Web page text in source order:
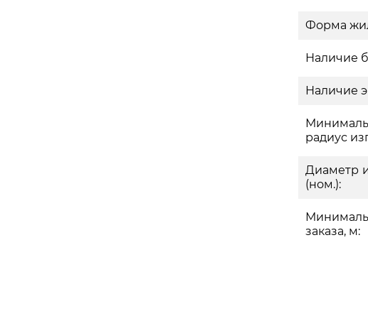
Форма
Наличие
Наличие
радиус
Диаметр
(ном.):
заказа, м: